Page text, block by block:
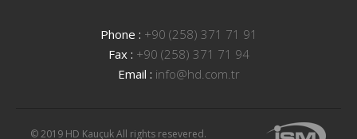
Phone : +90 (258) 371 71 91
Fax : +90 (258) 371 71 94
Email : info@hd.com.tr
© 2019 HD Kauçuk All rights resevered.